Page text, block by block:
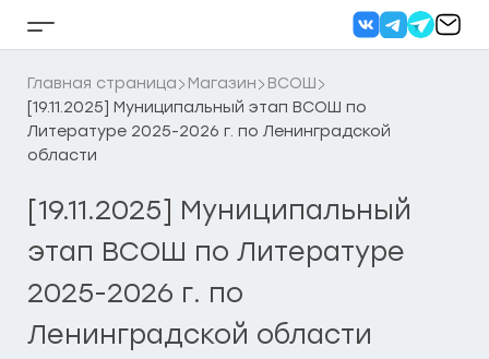
Кнопка
бокового
меню
Главная страница Магазин
ВСОШ
[19.11.2025] Муниципальный этап ВСОШ по
Литературе 2025-2026 г. по Ленинградской
области
[19.11.2025] Муниципальный
этап ВСОШ по Литературе
2025-2026 г. по
Ленинградской области